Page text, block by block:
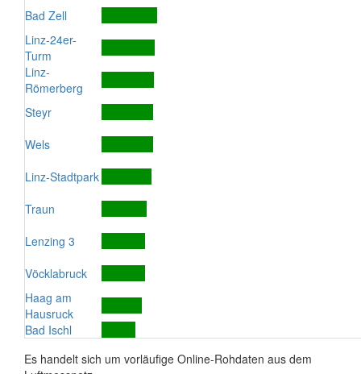
Bad Zell
Linz-24er-
Turm
Linz-
Römerberg
Steyr
Wels
Linz-Stadtpark
Traun
Lenzing 3
Vöcklabruck
Haag am
Hausruck
Bad Ischl
Es handelt sich um vorläufige Online-Rohdaten aus dem